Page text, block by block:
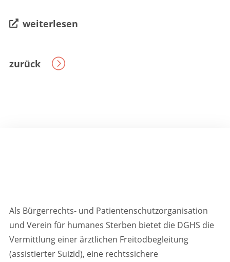
weiterlesen
zurück
Als Bürgerrechts- und Patientenschutzorganisation
und Verein für humanes Sterben bietet die DGHS die
Vermittlung einer ärztlichen Freitodbegleitung
(assistierter Suizid), eine rechtssichere